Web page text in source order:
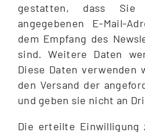
gestatten, dass
angegebenen E-Mail-
dem Empfang des
sind. Weitere Daten
Diese Daten verwenden
den Versand der
und geben sie nicht an
Die erteilte Einwilligung